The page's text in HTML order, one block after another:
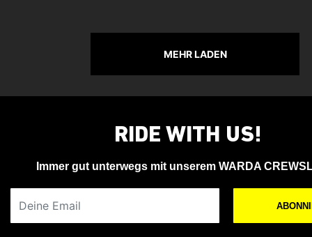
MEHR LADEN
RIDE WITH US!
Immer gut unterwegs mit unserem WARDA